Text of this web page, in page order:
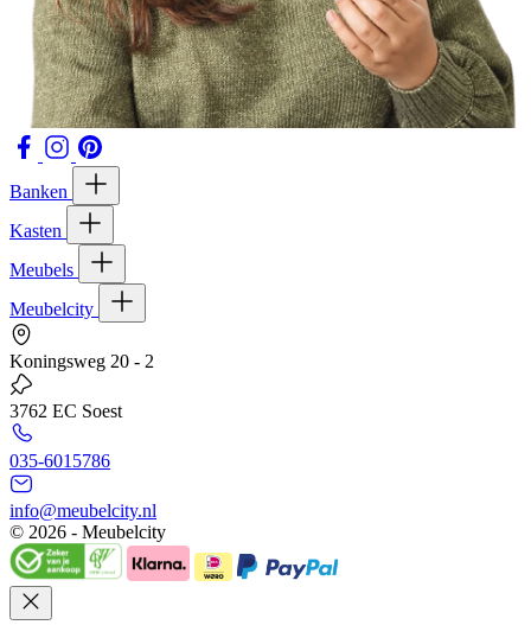
Banken
Kasten
Meubels
Meubelcity
Koningsweg 20 - 2
3762 EC Soest
035-6015786
info@meubelcity.nl
© 2026 - Meubelcity